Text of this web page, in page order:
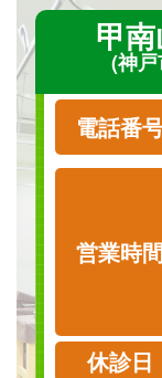
甲
(神
電話番
営業時
休診日
診